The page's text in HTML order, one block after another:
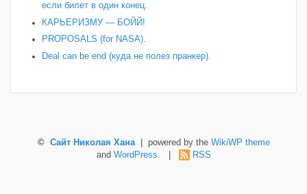
если билет в один конец.
КАРЬЕРИЗМУ — БОЙЙ!
PROPOSALS (for NASA).
Deal can be end (куда не полез пранкер).
© Сайт Николая Хана| powered by the WikiWP theme
and WordPress. | RSS